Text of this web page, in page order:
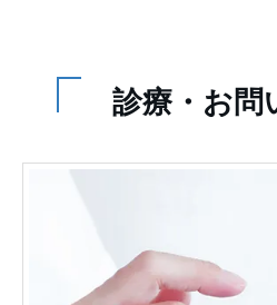
診療・お問